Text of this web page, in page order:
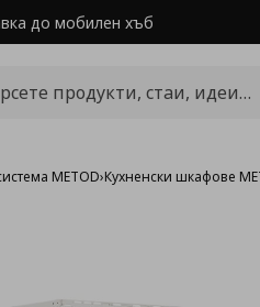
до мобилен хъб
METOD›Кухненски шкафове